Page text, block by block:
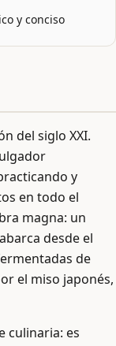
y conciso
del siglo XXI.
y
en todo el
magna: un
desde el
de
el miso japonés,
culinaria: es